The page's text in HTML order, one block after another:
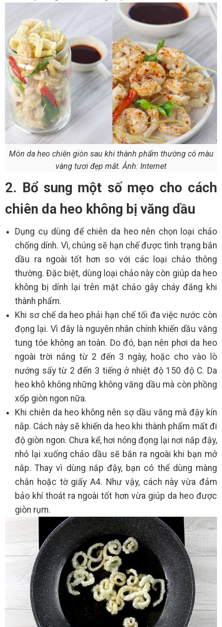
Món da heo chiên giòn sau khi thành phẩm thường có màu
vàng tươi đẹp mắt. Ảnh: Internet
2. Bổ sung một số mẹo cho cách
chiên da heo không bị văng dầu
Dụng cụ dùng để chiên da heo nên chọn loại chảo
chống dính. Vì, chúng sẽ hạn chế được tình trạng bắn
dầu ra ngoài tốt hơn so với các loại chảo thông
thường. Đặc biệt, dùng loại chảo này còn giúp da heo
không bị dính lại trên mặt chảo gây cháy đắng khi
thành phẩm.
Khi sơ chế da heo phải hạn chế tối đa việc nước còn
đọng lại. Vì đây là nguyên nhân chính khiến dầu văng
tung tóe không an toàn. Do đó, bạn nên phơi da heo
ngoài trời nắng từ 2 đến 3 ngày, hoặc cho vào lò
nướng sấy từ 2 đến 3 tiếng ở nhiệt độ 150 độ C. Da
heo khô không những không văng dầu mà còn phồng
xốp giòn ngon nữa.
Khi chiên da heo không nên sợ dầu văng mà đậy kín
nắp. Cách này sẽ khiến da heo khi thành phẩm mất đi
độ giòn ngon. Chưa kể, hơi nóng đọng lại nơi nắp đậy,
nhỏ lại xuống chảo dầu sẽ bắn ra ngoài khi bạn mở
nắp. Thay vì dùng nắp đậy, bạn có thể dùng màng
chắn hoặc tờ giấy A4. Như vậy, cách này vừa đảm
bảo khí thoát ra ngoài tốt hơn vừa giúp da heo được
giòn rụm.